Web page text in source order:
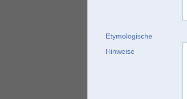
Etymologische
Hinweise